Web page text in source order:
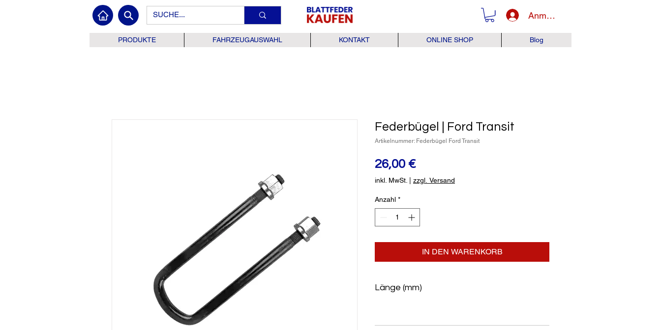
Anmelden
PRODUKTE FAHRZEUGAUSWAHL KONTAKT ONLINE SHOP Blog
Federbügel | Ford Transit
Artikelnummer: Federbügel Ford Transit
26,00 €Preis
inkl. MwSt. zzgl. Versand
Anzahl *
IN DEN WARENKORB
Länge (mm)